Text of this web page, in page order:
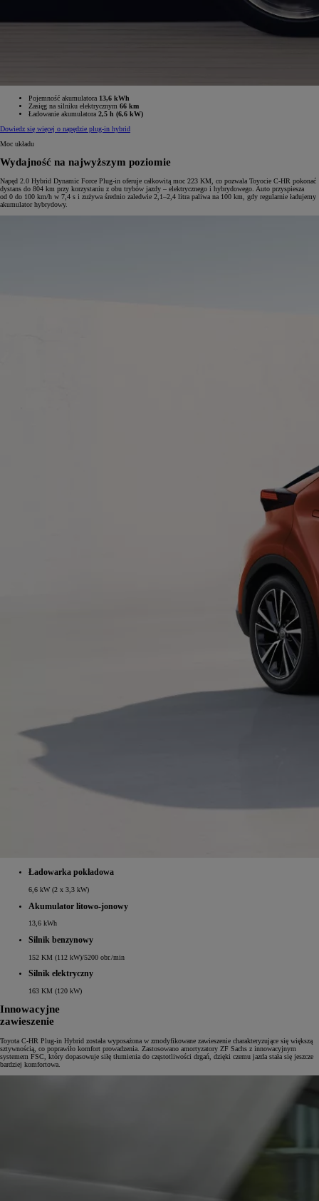
Pojemność akumulatora 13,6 kWh
Zasięg na silniku elektrycznym 66 km
Ładowanie akumulatora 2,5 h (6,6 kW)
Dowiedz się więcej o napędzie plug-in hybrid
Moc układu
Wydajność na najwyższym poziomie
Napęd 2.0 Hybrid Dynamic Force Plug-in oferuje całkowitą moc 223 KM, co pozwala Toyocie C-HR pokonać
dystans do 804 km przy korzystaniu z obu trybów jazdy – elektrycznego i hybrydowego. Auto przyspiesza
od 0 do 100 km/h w 7,4 s i zużywa średnio zaledwie 2,1–2,4 litra paliwa na 100 km, gdy regularnie ładujemy
akumulator hybrydowy.
Ładowarka pokładowa
6,6 kW (2 x 3,3 kW)
Akumulator litowo‑jonowy
13,6 kWh
Silnik benzynowy
152 KM (112 kW)/5200 obr./min
Silnik elektryczny
163 KM (120 kW)
Innowacyjne
zawieszenie
Toyota C-HR Plug-in Hybrid została wyposażona w zmodyfikowane zawieszenie charakteryzujące się większą
sztywnością, co poprawiło komfort prowadzenia. Zastosowano amortyzatory ZF Sachs z innowacyjnym
systemem FSC, który dopasowuje siłę tłumienia do częstotliwości drgań, dzięki czemu jazda stała się jeszcze
bardziej komfortowa.